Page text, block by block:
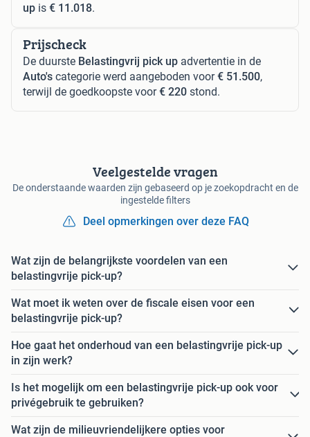
up is € 11.018.
Prijscheck
De duurste Belastingvrij pick up advertentie in de
Auto's categorie werd aangeboden voor€ 51.500,
terwijl de goedkoopste voor€ 220 stond.
Veelgestelde vragen
De onderstaande waarden zijn gebaseerd op je zoekopdracht en de
ingestelde filters
Deel opmerkingen over deze FAQ
Wat zijn de belangrijkste voordelen van een
belastingvrije pick-up?
Wat moet ik weten over de fiscale eisen voor een
belastingvrije pick-up?
Hoe gaat het onderhoud van een belastingvrije pick-up
in zijn werk?
Is het mogelijk om een belastingvrije pick-up ook voor
privégebruik te gebruiken?
Wat zijn de milieuvriendelijkere opties voor